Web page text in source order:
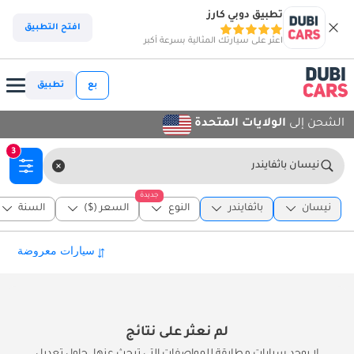
تطبيق دوبي كارز
اعثر على سيارتك المثالية بسرعة أكبر
افتح التطبيق
بع تطبيق
الشحن إلى الولايات المتحدة
نيسان باثفايندر
3
نيسان باثفايندر
جديدة
النوع السعر ($) السنة
لم نعثر على نتائج